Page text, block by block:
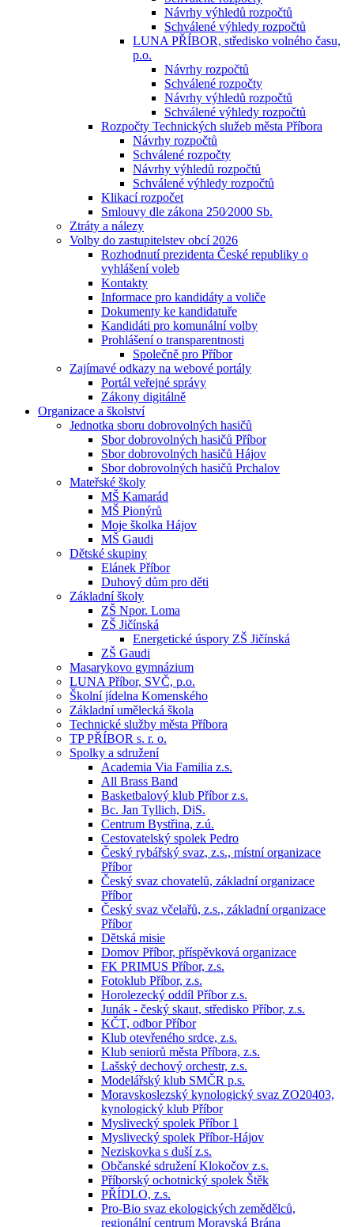
Návrhy výhledů rozpočtů
Schválené výhledy rozpočtů
LUNA PŘÍBOR, středisko volného času,
p.o.
Návrhy rozpočtů
Schválené rozpočty
Návrhy výhledů rozpočtů
Schválené výhledy rozpočtů
Rozpočty Technických služeb města Příbora
Návrhy rozpočtů
Schválené rozpočty
Návrhy výhledů rozpočtů
Schválené výhledy rozpočtů
Klikací rozpočet
Smlouvy dle zákona 250⁄2000 Sb.
Ztráty a nálezy
Volby do zastupitelstev obcí 2026
Rozhodnutí prezidenta České republiky o
vyhlášení voleb
Kontakty
Informace pro kandidáty a voliče
Dokumenty ke kandidatuře
Kandidáti pro komunální volby
Prohlášení o transparentnosti
Společně pro Příbor
Zajímavé odkazy na webové portály
Portál veřejné správy
Zákony digitálně
Organizace a školství
Jednotka sboru dobrovolných hasičů
Sbor dobrovolných hasičů Příbor
Sbor dobrovolných hasičů Hájov
Sbor dobrovolných hasičů Prchalov
Mateřské školy
MŠ Kamarád
MŠ Pionýrů
Moje školka Hájov
MŠ Gaudi
Dětské skupiny
Elánek Příbor
Duhový dům pro děti
Základní školy
ZŠ Npor. Loma
ZŠ Jičínská
Energetické úspory ZŠ Jičínská
ZŠ Gaudi
Masarykovo gymnázium
LUNA Příbor, SVČ, p.o.
Školní jídelna Komenského
Základní umělecká škola
Technické služby města Příbora
TP PŘÍBOR s. r. o.
Spolky a sdružení
Academia Via Familia z.s.
All Brass Band
Basketbalový klub Příbor z.s.
Bc. Jan Tyllich, DiS.
Centrum Bystřina, z.ú.
Cestovatelský spolek Pedro
Český rybářský svaz, z.s., místní organizace
Příbor
Český svaz chovatelů, základní organizace
Příbor
Český svaz včelařů, z.s., základní organizace
Příbor
Dětská misie
Domov Příbor, příspěvková organizace
FK PRIMUS Příbor, z.s.
Fotoklub Příbor, z.s.
Horolezecký oddíl Příbor z.s.
Junák - český skaut, středisko Příbor, z.s.
KČT, odbor Příbor
Klub otevřeného srdce, z.s.
Klub seniorů města Příbora, z.s.
Lašský dechový orchestr, z.s.
Modelářský klub SMČR p.s.
Moravskoslezský kynologický svaz ZO20403,
kynologický klub Příbor
Myslivecký spolek Příbor 1
Myslivecký spolek Příbor-Hájov
Neziskovka s duší z.s.
Občanské sdružení Klokočov z.s.
Příborský ochotnický spolek Štěk
PŘÍDLO, z.s.
Pro-Bio svaz ekologických zemědělců,
regionální centrum Moravská Brána